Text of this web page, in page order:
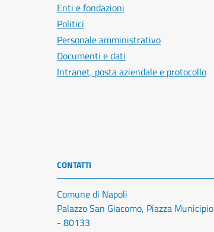
Enti e fondazioni
Politici
Personale amministrativo
Documenti e dati
Intranet, posta aziendale e protocollo
CONTATTI
Comune di Napoli
Palazzo San Giacomo, Piazza Municipio
- 80133